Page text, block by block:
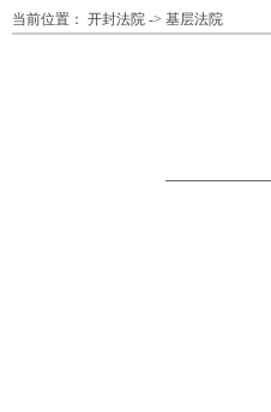
当前位置： 开封法院 -> 基层法院